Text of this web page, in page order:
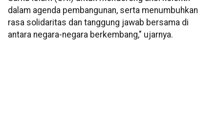
dalam agenda pembangunan, serta menumbuhkan
rasa solidaritas dan tanggung jawab bersama di
antara negara-negara berkembang," ujarnya.